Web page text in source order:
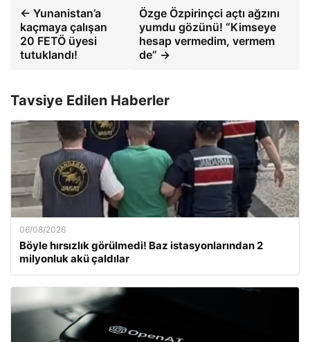
← Yunanistan’a
kaçmaya çalışan
20 FETÖ üyesi
tutuklandı!
Özge Özpirinçci açtı ağzını
yumdu gözünü! “Kimseye
hesap vermedim, vermem
de” →
Tavsiye Edilen Haberler
06/08/2026
Böyle hırsızlık görülmedi! Baz istasyonlarından 2
milyonluk akü çaldılar